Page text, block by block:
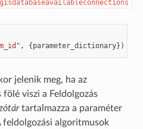
, {parameter_dictionary})
jelenik meg, ha az
viszi a Feldolgozás
tartalmazza a paraméter
feldolgozási algoritmusok